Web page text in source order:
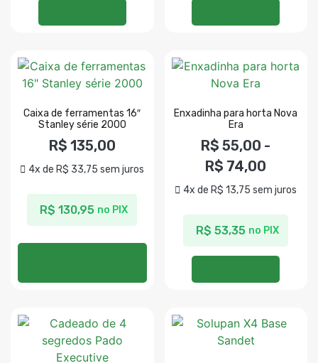
Caixa de ferramentas 16″
Stanley série 2000
R$ 135,00
4x de R$ 33,75 sem juros
R$ 130,95 no PIX
Enxadinha para horta Nova
Era
R$ 55,00 -
R$ 74,00
4x de R$ 13,75 sem juros
R$ 53,35 no PIX